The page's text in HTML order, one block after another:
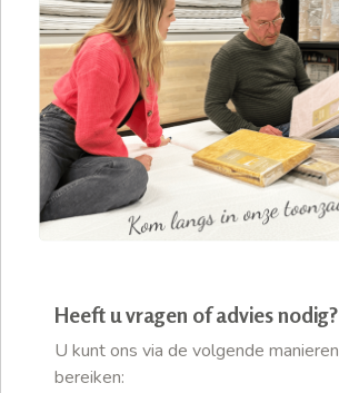
Heeft u vragen of advies nodig?
U kunt ons via de volgende manieren
bereiken: